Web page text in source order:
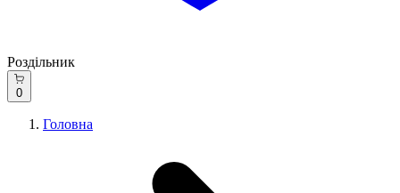
Роздільник
0
Головна